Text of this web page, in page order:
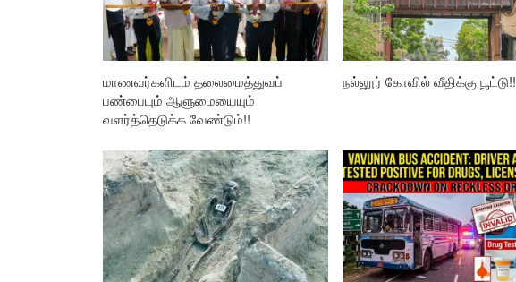
மாணவர்களிடம் தலைமைத்துவப்
பண்பையும் ஆளுமையையும்
வளர்த்தெடுக்க வேண்டும்!!
நல்லூர் கோவில் வீதிக்கு பூட்டு!!